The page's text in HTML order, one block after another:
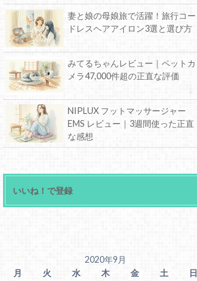
妻と娘の母娘旅で活躍！旅行コー
ドレスヘアアイロン3選と選び方
みてるちゃんレビュー｜ペットカ
メラ47,000件超の正直な評価
NIPLUX フットマッサージャー
EMS レビュー｜3週間使った正直
な感想
いいね！で登録
2020年9月
月
火 水 木 金 土
日